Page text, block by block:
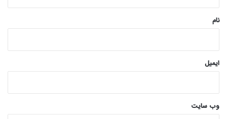
نام
ایمیل
وب‌ سایت